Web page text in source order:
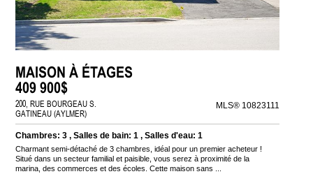
MAISON À ÉTAGES
409 900$
200, RUE BOURGEAU S.
GATINEAU (AYLMER)
MLS® 10823111
Chambres: 3 , Salles de bain: 1 , Salles d'eau: 1
Charmant semi-détaché de 3 chambres, idéal pour un premier acheteur !
Situé dans un secteur familial et paisible, vous serez à proximité de la
marina, des commerces et des écoles. Cette maison sans ...